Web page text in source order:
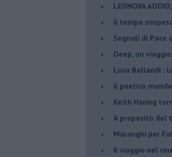
​LEONORA
Il tempo
Segnali di Pace
​Deep, un
​Luca Bellandi :
​Il poetico
​Keith Haring
​A proposito del
Maranghi per
​Il viaggio nel